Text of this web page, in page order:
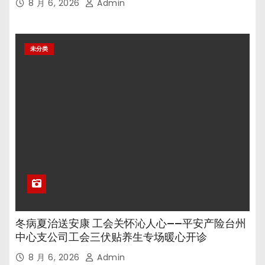
8 月 6, 2026 Admin
未分类
冬病夏治送安康 工会关怀沁人心——平安产险台州
中心支公司工会三伏贴养生专场暖心开诊
8 月 6, 2026 Admin